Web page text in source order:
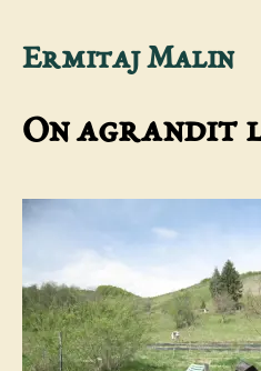
Aller
contenu
Ermitaj Malin
On agrandit